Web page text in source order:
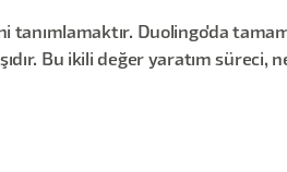
Duolingo'da
Bu ikili değer yaratım süreci,